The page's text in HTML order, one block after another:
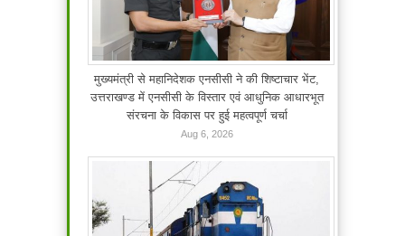
मुख्यमंत्री से महानिदेशक एनसीसी ने की शिष्टाचार भेंट,
उत्तराखण्ड में एनसीसी के विस्तार एवं आधुनिक आधारभूत
संरचना के विकास पर हुई महत्वपूर्ण चर्चा
Aug 6, 2026